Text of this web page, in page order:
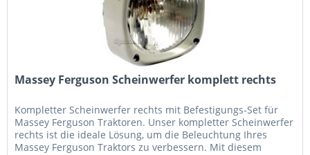
Massey Ferguson Scheinwerfer komplett rechts
Kompletter Scheinwerfer rechts mit Befestigungs-Set für
Massey Ferguson Traktoren. Unser kompletter Scheinwerfer
rechts ist die ideale Lösung, um die Beleuchtung Ihres
Massey Ferguson Traktors zu verbessern. Mit diesem